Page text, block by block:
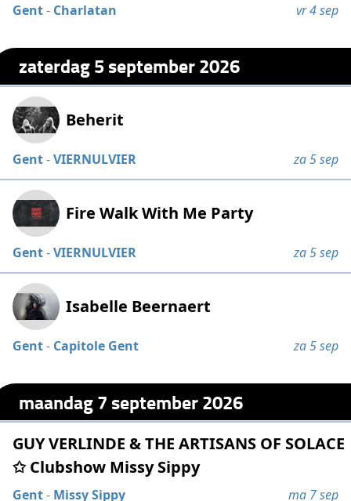
Gent- Charlatan vr 4 sep
zaterdag 5 september 2026
Beherit
Gent-VIERNULVIER za 5 sep
Fire Walk With Me Party
Gent-VIERNULVIER za 5 sep
Isabelle Beernaert
Gent- Capitole Gent za 5 sep
maandag 7 september 2026
GUY VERLINDE & THE ARTISANS OF SOLACE
✩ Clubshow Missy Sippy
Gent- Missy Sippy ma 7 sep